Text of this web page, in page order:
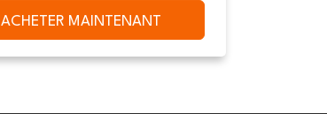
ACHETER MAINTENANT